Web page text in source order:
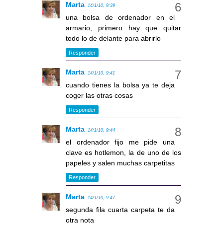
Marta 14/1/10, 9:39
una bolsa de ordenador en el
armario, primero hay que quitar
todo lo de delante para abrirlo
Responder
Marta 14/1/10, 9:41
cuando tienes la bolsa ya te deja
coger las otras cosas
Responder
Marta 14/1/10, 9:44
el ordenador fijo me pide una
clave es hotlemon, la de uno de los
papeles y salen muchas carpetitas
Responder
Marta 14/1/10, 9:47
segunda fila cuarta carpeta te da
otra nota